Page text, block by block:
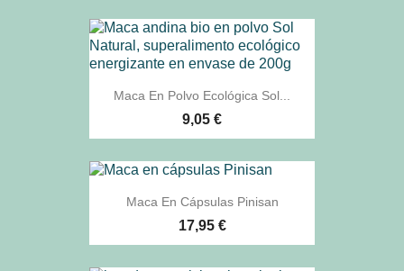
Maca En Polvo Ecológica Sol...
9,05 €
Maca En Cápsulas Pinisan
17,95 €